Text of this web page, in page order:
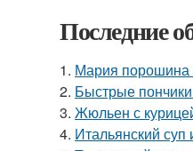
Последние
1. Мария порошина
2. Быстрые
3. Жюльен с
4. Итальянский суп